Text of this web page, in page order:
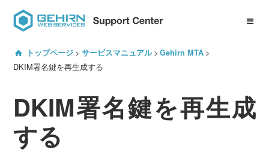
ID Center について
サービスマニュアル一覧
プロジェクト管理機能 Gehirn DNS
Gehirn EDJ
トップページ サービスマニュアル Gehirn MTA
DKIM署名鍵を再生成する
DKIM署名鍵を再生成
する